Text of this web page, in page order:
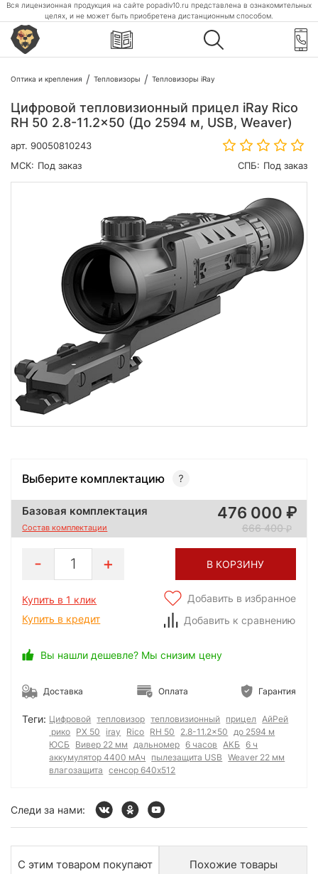
Вся лицензионная продукция на сайте popadiv10.ru представлена в ознакомительных
целях, и не может быть приобретена дистанционным способом.
Оптика и крепления Тепловизоры Тепловизоры iRay
Цифровой тепловизионный прицел iRay Rico
RH 50 2.8-11.2x50 (До 2594 м, USB, Weaver)
арт. 90050810243
МСК: Под заказ СПБ: Под заказ
Выберите комплектацию
Базовая комплектация
Состав комплектации
476 000
666 400
1 В КОРЗИНУ
Купить в 1 клик
Купить в кредит
Добавить в избранное
Добавить к сравнению
Вы нашли дешевле? Мы снизим цену
Доставка Оплата Гарантия
Теги: Цифровой тепловизор тепловизионный прицел
АйРей
рико РХ 50 iray Rico RH 50 2.8-11.2x50
до 2594 м
ЮСБ Вивер 22 мм дальномер 6 часов АКБ 6 ч
аккумулятор 4400 мАч
пылезащита USB
Weaver 22 мм
влагозащита
сенсор 640x512
Следи за нами:
С этим товаром покупают Похожие товары